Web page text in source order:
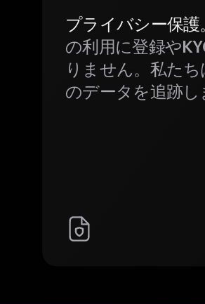
プライバシー保護
の利用に登録や
りません。私た
のデータを追跡し